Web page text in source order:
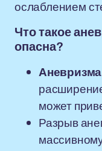
ослаблением
Что такое
опасна?
Аневризма
может
Разрыв